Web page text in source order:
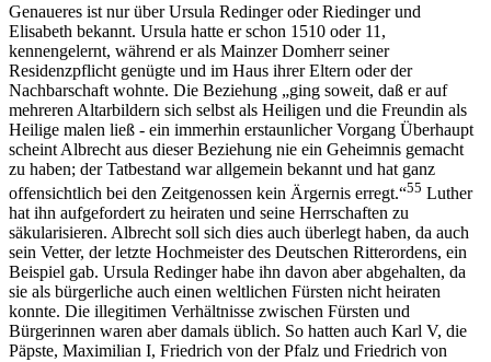
Genaueres ist nur über Ursula Redinger oder Riedinger und
Elisabeth bekannt. Ursula hatte er schon 1510 oder 11,
kennengelernt, während er als Mainzer Domherr seiner
Residenzpflicht genügte und im Haus ihrer Eltern oder der
Nachbarschaft wohnte. Die Beziehung „ging soweit, daß er auf
mehreren Altarbildern sich selbst als Heiligen und die Freundin als
Heilige malen ließ - ein immerhin erstaunlicher Vorgang Überhaupt
scheint Albrecht aus dieser Beziehung nie ein Geheimnis gemacht
zu haben; der Tatbestand war allgemein bekannt und hat ganz
offensichtlich bei den Zeitgenossen kein Ärgernis erregt.“55 Luther
hat ihn aufgefordert zu heiraten und seine Herrschaften zu
säkularisieren. Albrecht soll sich dies auch überlegt haben, da auch
sein Vetter, der letzte Hochmeister des Deutschen Ritterordens, ein
Beispiel gab. Ursula Redinger habe ihn davon aber abgehalten, da
sie als bürgerliche auch einen weltlichen Fürsten nicht heiraten
konnte. Die illegitimen Verhältnisse zwischen Fürsten und
Bürgerinnen waren aber damals üblich. So hatten auch Karl V, die
Päpste, Maximilian I, Friedrich von der Pfalz und Friedrich von